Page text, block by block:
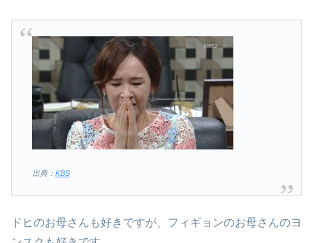
出典： KBS
ドヒのお母さんも好きですが、フィギョンのお母さんのヨ